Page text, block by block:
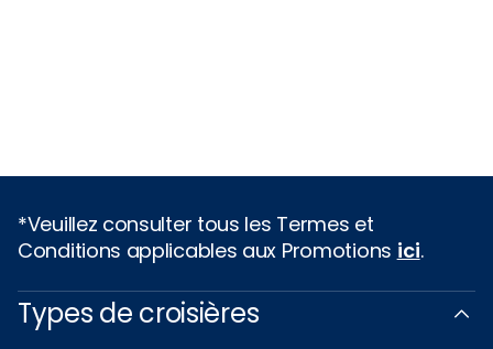
*Veuillez consulter tous les Termes et
Conditions applicables aux Promotions ici.
Types de croisières